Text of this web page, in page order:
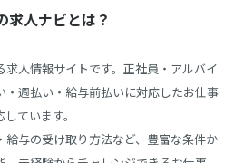
求人ナビとは？
人情報サイトです。正社員・アルバイ
・週払い・給与前払いに対応したお仕事
ています。
与の受け取り方法など、豊富な条件か